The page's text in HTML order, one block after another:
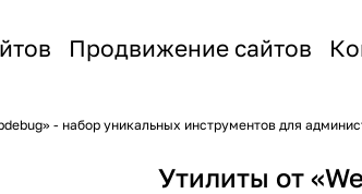
Продвижение сайтов
- набор уникальных инструментов для
Утилиты от